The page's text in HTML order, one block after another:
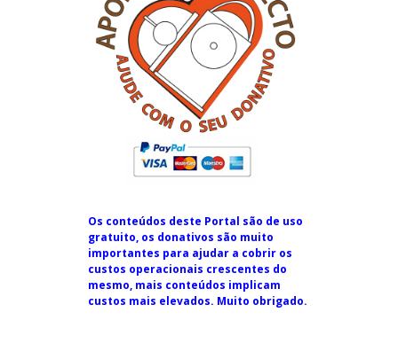
Os conteúdos deste Portal são de uso
gratuito, os donativos são muito
importantes para ajudar a cobrir os
custos operacionais crescentes do
mesmo, mais conteúdos implicam
custos mais elevados. Muito obrigado.